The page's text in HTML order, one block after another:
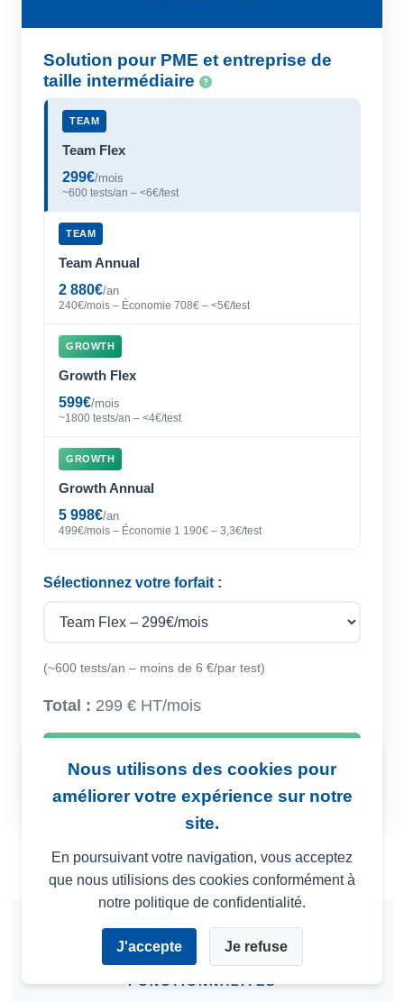
Nous utilisons des cookies pour
améliorer votre expérience sur notre
site.
En poursuivant votre navigation, vous acceptez
que nous utilisions des cookies conformément à
notre politique de confidentialité.
J'accepte Je refuse
Solution pour PME et entreprise de
taille intermédiaire
TEAM
Team Flex
299€/mois
~600 tests/an – <6€/test
TEAM
Team Annual
2 880€/an
240€/mois – Économie 708€ – <5€/test
GROWTH
Growth Flex
599€/mois
~1800 tests/an – <4€/test
GROWTH
Growth Annual
5 998€/an
499€/mois – Économie 1 190€ – 3,3€/test
Sélectionnez votre forfait :
(~600 tests/an – moins de 6 €/par test)
Total : 299 € HT/mois
FONCTIONNALITÉS